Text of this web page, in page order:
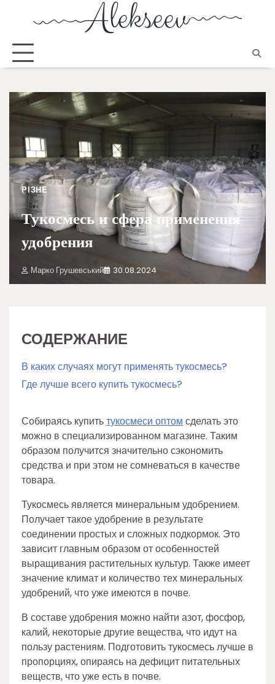
РІЗНЕ
Тукосмесь и сфера применения
удобрения
Марко Грушевський 30.08.2024
СОДЕРЖАНИЕ
В каких случаях могут применять тукосмесь?
Где лучше всего купить тукосмесь?
Собираясь купитьтукосмеси оптом сделать это
можно в специализированном магазине. Таким
образом получится значительно сэкономить
средства и при этом не сомневаться в качестве
товара.
Тукосмесь является минеральным удобрением.
Получает такое удобрение в результате
соединении простых и сложных подкормок. Это
зависит главным образом от особенностей
выращивания растительных культур. Также имеет
значение климат и количество тех минеральных
удобрений, что уже имеются в почве.
В составе удобрения можно найти азот, фосфор,
калий, некоторые другие вещества, что идут на
пользу растениям. Подготовить тукосмесь лучше в
пропорциях, опираясь на дефицит питательных
веществ, что уже есть в почве.